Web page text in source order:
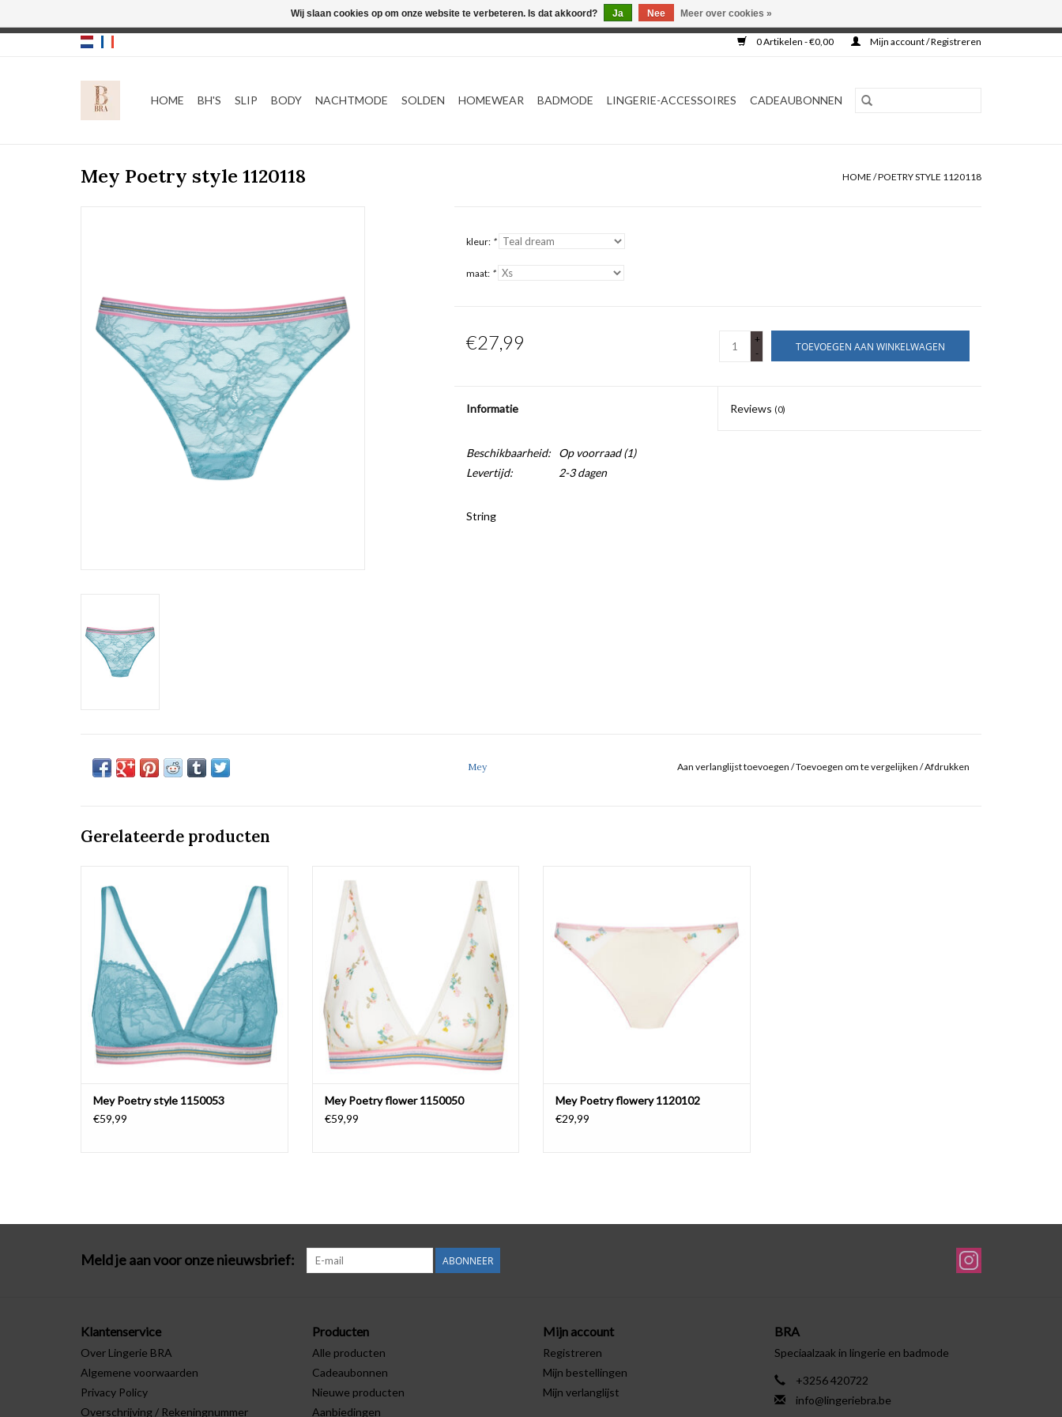
0 Artikelen - €0,00 Mijn account / Registreren
HOME BH'S SLIP BODY NACHTMODE SOLDEN HOMEWEAR BADMODE LINGERIE-ACCESSOIRES CADEAUBONNEN
Mey Poetry style 1120118 HOME /POETRY STYLE 1120118
kleur: *
maat: *
€27,99
+
-
TOEVOEGEN AAN WINKELWAGEN
Informatie Reviews (0)
Beschikbaarheid: Op voorraad(1)
Levertijd:
2-3 dagen
String
Mey Aan verlanglijst toevoegen /Toevoegen om te vergelijken /Afdrukken
Gerelateerde producten
TOEVOEGEN AAN WINKELWAGEN
Mey Poetry style 1150053
€59,99
TOEVOEGEN AAN WINKELWAGEN
Mey Poetry flower 1150050
€59,99
Mey Poetry flowery 1120102
€29,99
Meld je aan voor onze nieuwsbrief: ABONNEER
Klantenservice
Over Lingerie BRA
Algemene voorwaarden
Privacy Policy
Overschrijving / Rekeningnummer
Producten
Alle producten
Cadeaubonnen
Nieuwe producten
Aanbiedingen
Mijn account
Registreren
Mijn bestellingen
Mijn verlanglijst
BRA
Speciaalzaak in lingerie en badmode
+3256 420722
info@lingeriebra.be
Wij slaan cookies op om onze website te verbeteren. Is dat akkoord? Ja Nee Meer over cookies »
Webshop werkt met EU maten. .